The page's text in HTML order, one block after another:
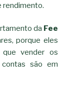
rendimento.
da Fee
porque eles
vender os
são em